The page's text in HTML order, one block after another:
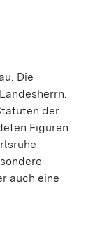
Die
der
Figuren
auch eine